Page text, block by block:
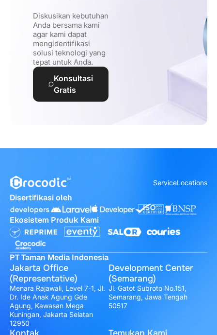
Diskusikan kebutuhan
Anda bersama kami
agar kami dapat
mengidentifikasi
solusi teknologi yang
tepat untuk Anda.
Konsultasi
Gratis
ServiceLocations
Disertifikasi oleh
Ekosistem Produk Kami
PT Taman Media Indonesia
Jakarta Office
(Representative)
Menara Rajawali, Level 7-1, Jl.
Dr. Ide Anak Agung Gde
Agung, Kawasan Mega
Kuningan, Jakarta Selatan
12950
Development Center
(Semarang)
Jl. Gatot Subroto No.151,
Semarang, Jawa Tengah
50517